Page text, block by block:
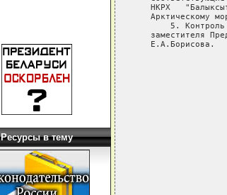
Ресурсы в тему